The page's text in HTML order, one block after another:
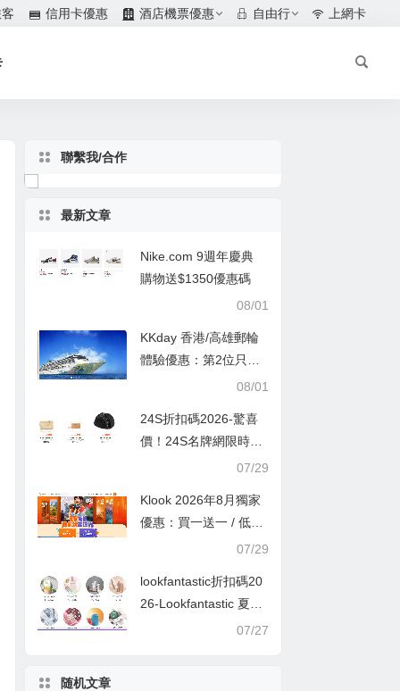
信用卡優惠 酒店機票優惠 自由行 上網卡
聯繫我/合作
最新文章
Nike.com 9週年慶典
購物送$1350優惠碼
08/01
KKday 香港/高雄郵輪
體驗優惠：第2位只需
08/01
24S折扣碼2026-驚喜
價！24S名牌網限時9
折！Louis Vuitton 精選
72折！
07/29
Klook 2026年8月獨家
優惠：買一送一 / 低至
07/29
lookfantastic折扣碼20
26-Lookfantastic 夏日
優惠低至65折優惠碼
07/27
随机文章